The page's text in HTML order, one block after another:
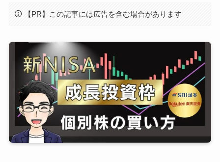
【PR】この記事には広告を含む場合があります